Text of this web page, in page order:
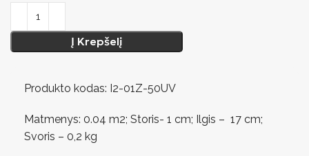
Į Krepšelį
Produkto kodas: I2-01Z-50UV
Matmenys: 0.04 m2; Storis- 1 cm; Ilgis – 17 cm;
Svoris – 0,2 kg